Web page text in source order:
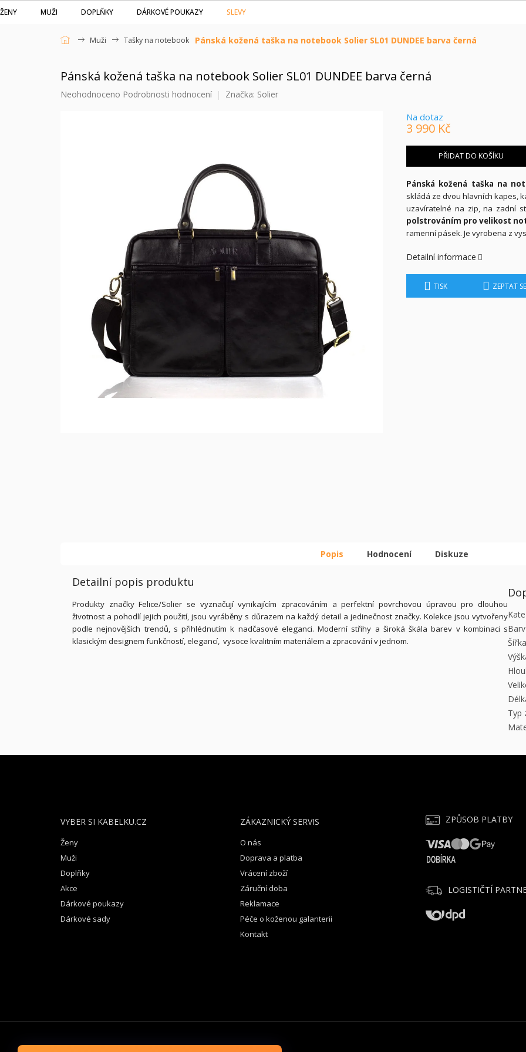
Přejít
na
ŽENY MUŽI DOPLŇKY DÁRKOVÉ POUKAZY SLEVY
Muži Tašky na notebook Pánská kožená taška na notebook Solier SL01 DUNDEE barva černá
Pánská kožená taška na notebook Solier SL01 DUNDEE barva černá
Průměrné
Neohodnoceno Podrobnosti hodnocení Značka: Solier
3 990 Kč
cena:
Na dotaz
PŘIDAT DO KOŠÍKU
Pánská kožená taška na
skládá ze dvou hlavních kapes,
uzavíratelné na zip, na zadní
polstrováním pro velikost
ramenní pásek. Je vyrobena z
Detailní informace
TISK ZEPTAT SE
Popis Hodnocení Diskuze
Detailní popis produktu
Produkty značky Felice/Solier se vyznačují vynikajícím zpracováním a perfektní povrchovou úpravou pro dlouhou
životnost a pohodlí jejich použití, jsou vyráběny s důrazem na každý detail a jedinečnost značky. Kolekce jsou vytvořeny
podle nejnovějších trendů, s přihlédnutím k nadčasové eleganci. Moderní střihy a široká škála barev v kombinaci s
klasickým designem funkčností, elegancí, vysoce kvalitním materiálem a zpracování v jednom.
Šířka
Typ
VYBER SI KABELKU.CZ
Ženy
Muži
Doplňky
Akce
Dárkové poukazy
Dárkové sady
ZÁKAZNICKÝ SERVIS
O nás
Doprava a platba
Vrácení zboží
Záruční doba
Reklamace
Péče o koženou galanterii
Kontakt
ZPŮSOB PLATBY
LOGISTIČTÍ